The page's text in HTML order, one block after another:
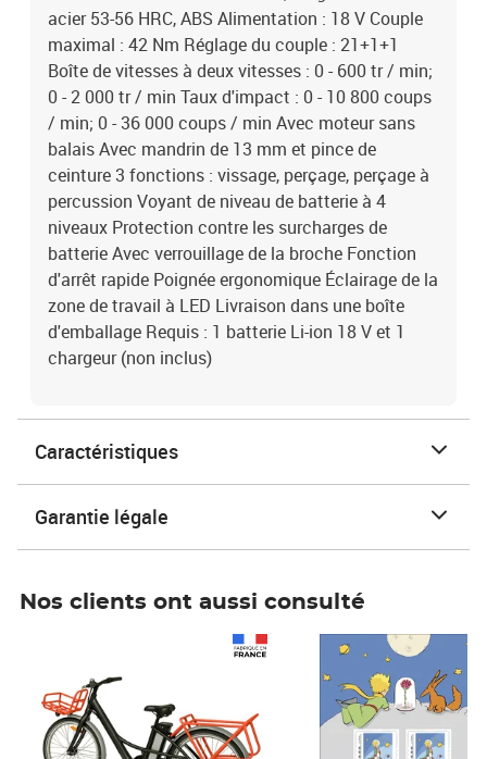
acier 53-56 HRC, ABS Alimentation : 18 V Couple
maximal : 42 Nm Réglage du couple : 21+1+1
Boîte de vitesses à deux vitesses : 0 - 600 tr / min;
0 - 2 000 tr / min Taux d'impact : 0 - 10 800 coups
/ min; 0 - 36 000 coups / min Avec moteur sans
balais Avec mandrin de 13 mm et pince de
ceinture 3 fonctions : vissage, perçage, perçage à
percussion Voyant de niveau de batterie à 4
niveaux Protection contre les surcharges de
batterie Avec verrouillage de la broche Fonction
d'arrêt rapide Poignée ergonomique Éclairage de la
zone de travail à LED Livraison dans une boîte
d'emballage Requis : 1 batterie Li-ion 18 V et 1
chargeur (non inclus)
Caractéristiques
Garantie légale
Nos clients ont aussi consulté
Prix 7,50€